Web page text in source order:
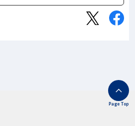
Page Top